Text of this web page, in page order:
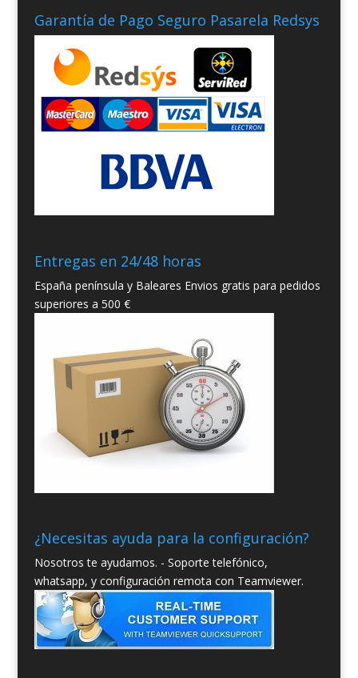
Garantía de Pago Seguro Pasarela Redsys
Entregas en 24/48 horas
España península y Baleares Envios gratis para pedidos
superiores a 500 €
¿Necesitas ayuda para la configuración?
Nosotros te ayudamos. - Soporte telefónico,
whatsapp, y configuración remota con Teamviewer.